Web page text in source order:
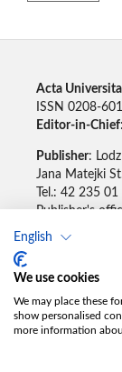
English
We use cookies
We may place these
show personalised
more information
Acta
ISSN 0208-
Editor-in-Chief
Publisher:
Jana Matejki
Tel.: 42 235
Publisher's
Accesibility